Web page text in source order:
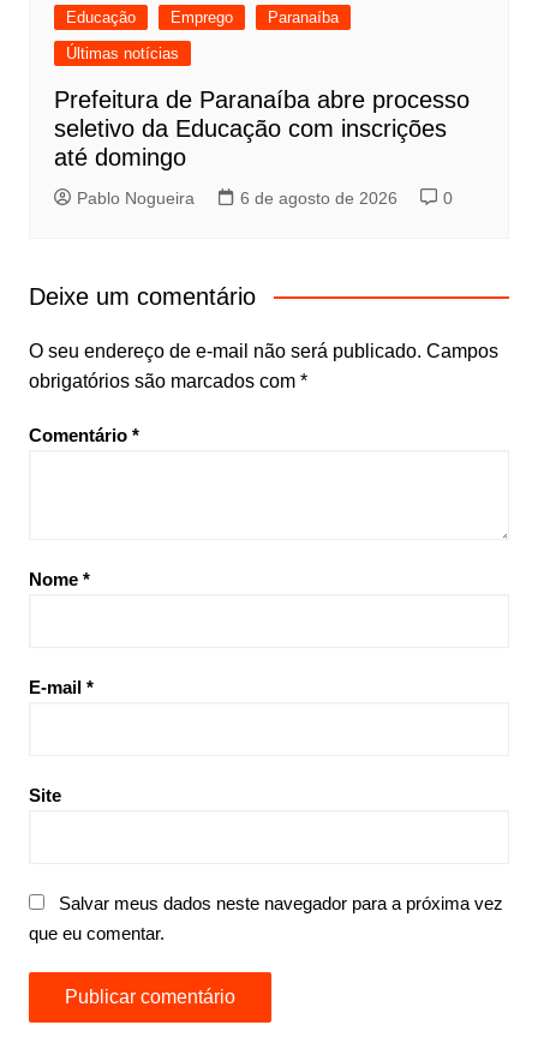
Educação Emprego
Paranaíba
Últimas notícias
Prefeitura de Paranaíba abre processo
seletivo da Educação com inscrições
até domingo
Pablo Nogueira 6 de agosto de 2026 0
Deixe um comentário
O seu endereço de e-mail não será publicado. Campos
obrigatórios são marcados com *
Comentário *
Nome *
E-mail *
Site
Salvar meus dados neste navegador para a próxima vez
que eu comentar.